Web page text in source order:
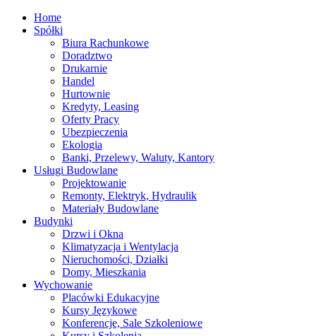
Home
Spółki
Biura Rachunkowe
Doradztwo
Drukarnie
Handel
Hurtownie
Kredyty, Leasing
Oferty Pracy
Ubezpieczenia
Ekologia
Banki, Przelewy, Waluty, Kantory
Usługi Budowlane
Projektowanie
Remonty, Elektryk, Hydraulik
Materiały Budowlane
Budynki
Drzwi i Okna
Klimatyzacja i Wentylacja
Nieruchomości, Działki
Domy, Mieszkania
Wychowanie
Placówki Edukacyjne
Kursy Językowe
Konferencje, Sale Szkoleniowe